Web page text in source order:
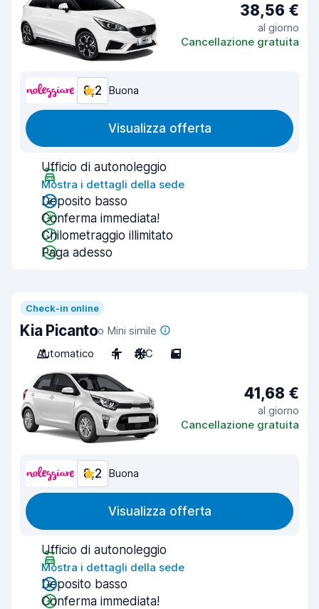
38,56 €
al giorno
Cancellazione gratuita
8,2 Buona
Visualizza offerta
Ufficio di autonoleggio
Mostra i dettagli della sede
Deposito basso
Conferma immediata!
Chilometraggio illimitato
Paga adesso
Check-in online
Kia Picantoo Mini simile
Automatico
4 A/C 5
41,68 €
al giorno
Cancellazione gratuita
8,2 Buona
Visualizza offerta
Ufficio di autonoleggio
Mostra i dettagli della sede
Deposito basso
Conferma immediata!